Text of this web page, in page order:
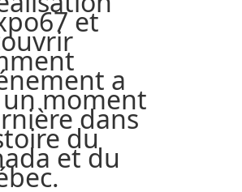
et
a
moment
dans
du
et du